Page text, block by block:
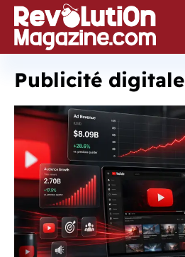
Aller
au
contenu
Publicité digitale